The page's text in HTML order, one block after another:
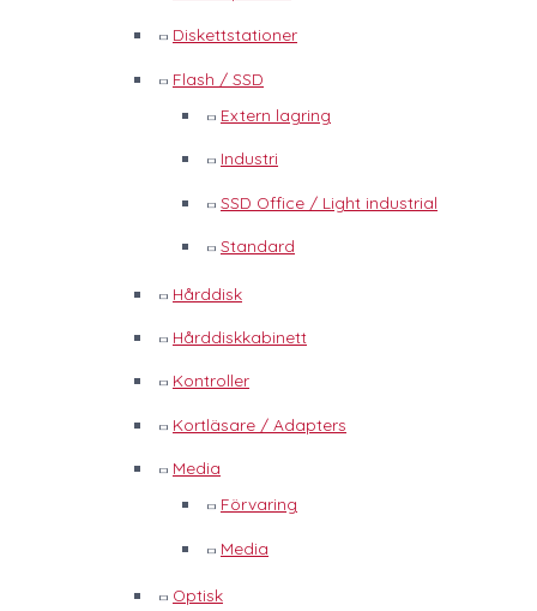
Diskettstationer
Flash / SSD
Extern lagring
Industri
SSD Office / Light industrial
Standard
Hårddisk
Hårddiskkabinett
Kontroller
Kortläsare / Adapters
Media
Förvaring
Media
Optisk